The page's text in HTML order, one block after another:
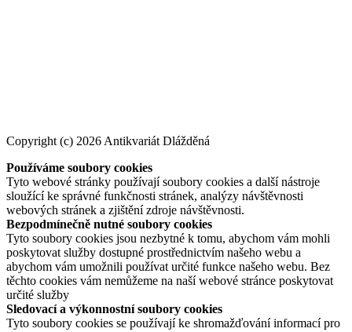
Copyright (c) 2026 Antikvariát Dlážděná
Používáme soubory cookies
Tyto webové stránky používají soubory cookies a další nástroje
sloužící ke správné funkčnosti stránek, analýzy návštěvnosti
webových stránek a zjištění zdroje návštěvnosti.
Bezpodmínečně nutné soubory cookies
Tyto soubory cookies jsou nezbytné k tomu, abychom vám mohli
poskytovat služby dostupné prostřednictvím našeho webu a
abychom vám umožnili používat určité funkce našeho webu. Bez
těchto cookies vám nemůžeme na naší webové stránce poskytovat
určité služby
Sledovací a výkonnostní soubory cookies
Tyto soubory cookies se používají ke shromažďování informací pro